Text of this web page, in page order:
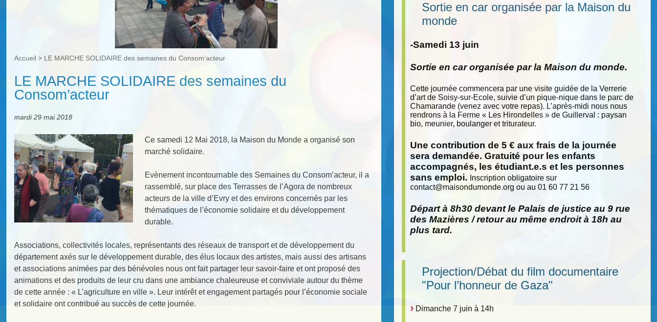
Sortie en car organisée par la Maison du
monde
-Samedi 13 juin
Sortie en car organisée par la Maison du monde.
Cette journée commencera par une visite guidée de la Verrerie
d’art de Soisy-sur-Ecole, suivie d’un pique-nique dans le parc de
Chamarande (venez avec votre repas). L’après-midi nous nous
rendrons à la Ferme « Les Hirondelles » de Guillerval : paysan
bio, meunier, boulanger et triturateur.
Une contribution de 5 € aux frais de la journée
sera demandée. Gratuité pour les enfants
accompagnés, les étudiant.e.s et les personnes
sans emploi.
Inscription obligatoire sur
contact@maisondumonde.org ou au 01 60 77 21 56
Départ à 8h30 devant le Palais de justice au 9 rue
des Mazières / retour au même endroit à 18h au
plus tard.
Projection/Débat du film documentaire
"Pour l’honneur de Gaza"
Dimanche 7 juin à 14h
Accueil > LE MARCHE SOLIDAIRE des semaines du Consom’acteur
LE MARCHE SOLIDAIRE des semaines du
Consom’acteur
mardi 29 mai 2018
Ce samedi 12 Mai 2018, la Maison du Monde a organisé son
marché solidaire.
Evènement incontournable des Semaines du Consom’acteur, il a
rassemblé, sur place des Terrasses de l’Agora de nombreux
acteurs de la ville d’Evry et des environs concernés par les
thématiques de l’économie solidaire et du développement
durable.
Associations, collectivités locales, représentants des réseaux de transport et de développement du
département axés sur le développement durable, des élus locaux des artistes, mais aussi des artisans
et associations animées par des bénévoles nous ont fait partager leur savoir-faire et ont proposé des
animations et des produits de leur cru dans une ambiance chaleureuse et conviviale autour du thème
de cette année : « L’agriculture en ville ». Leur intérêt et engagement partagés pour l’économie sociale
et solidaire ont contribué au succès de cette journée.